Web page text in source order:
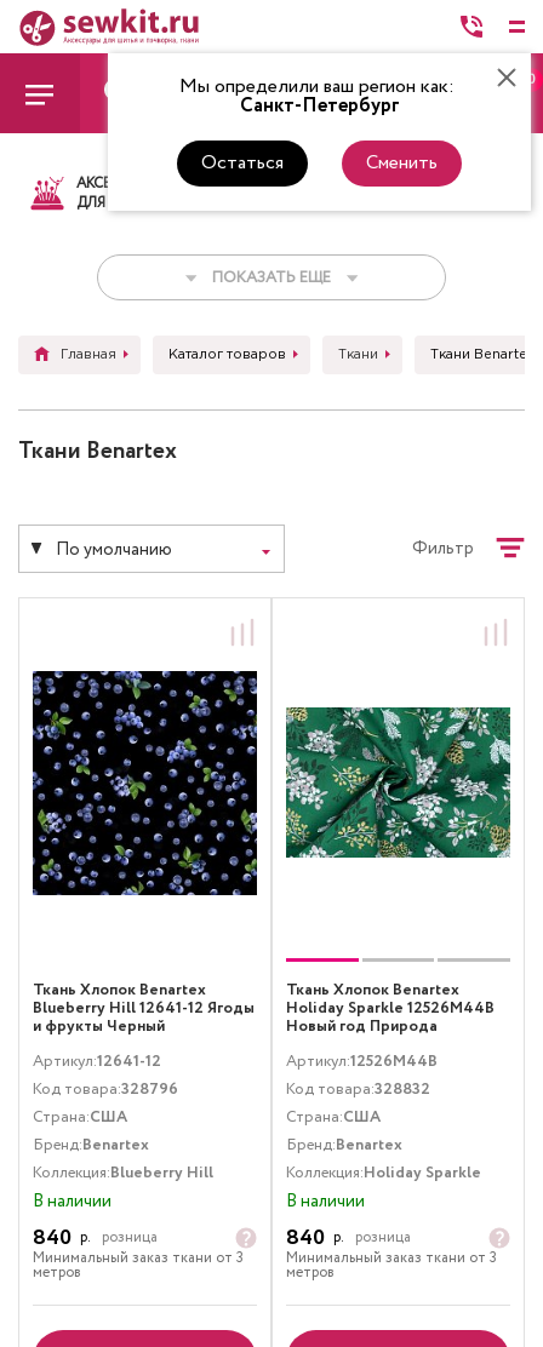
Мы определили ваш регион как:
Санкт-Петербург
Остаться Сменить
0
АКСЕССУАРЫ
ДЛЯ ШИТЬЯ
ТКАНИ НИТКИ
ПОКАЗАТЬ ЕЩЕ
Главная Каталог товаров Ткани Ткани Benartex
Ткани Benartex
По умолчанию Фильтр
Ткань Хлопок Benartex
Blueberry Hill 12641-12 Ягоды
и фрукты Черный
Артикул:12641-12
Код товара:328796
Страна:США
Бренд:Benartex
Коллекция:Blueberry Hill
В наличии
840 р.
розница
Минимальный заказ ткани от 3
метров
Ткань Хлопок Benartex
Holiday Sparkle 12526M44B
Новый год Природа
Артикул:12526M44B
Код товара:328832
Страна:США
Бренд:Benartex
Коллекция:Holiday Sparkle
В наличии
840 р.
розница
Минимальный заказ ткани от 3
метров